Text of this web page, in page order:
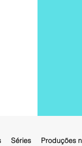
Séries Produções